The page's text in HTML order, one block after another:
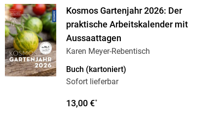
Kosmos Gartenjahr 2026: Der
praktische Arbeitskalender mit
Aussaattagen
Karen Meyer-Rebentisch
Buch (kartoniert)
Sofort lieferbar
13,00 €*